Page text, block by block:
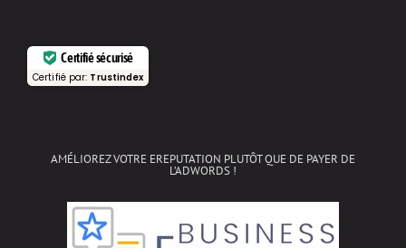
Certifié sécurisé
Certifié par: Trustindex
AMÉLIOREZ VOTRE EREPUTATION PLUTÔT QUE DE PAYER DE
L’ADWORDS !